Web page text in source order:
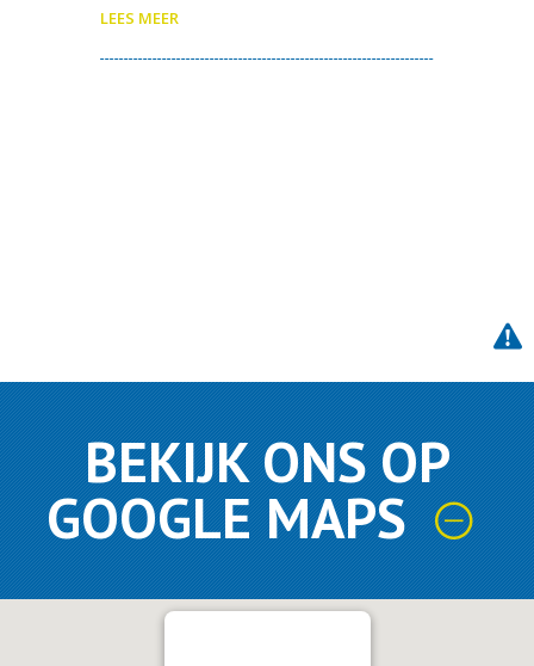
LEES MEER
BEKIJK ONS OP
GOOGLE MAPS